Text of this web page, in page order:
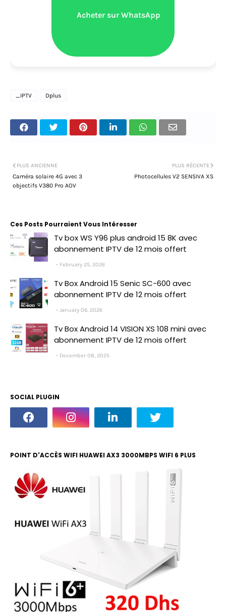
Acheter sur WhatsApp
_IPTV Dplus
PLUS RÉCENTE
Photocellules V2 SENSIVA XS
PLUS ANCIENNE
Caméra solaire 4G avec 3
objectifs V380 Pro AOV
Ces Posts Pourraient Vous Intéresser
Tv box WS Y96 plus android 15 8K avec
abonnement IPTV de 12 mois offert
February 25, 2026
Tv Box Android 15 Senic SC-600 avec
abonnement IPTV de 12 mois offert
January 06, 2026
Tv Box Android 14 VISION XS 108 mini avec
abonnement IPTV de 12 mois offert
December 08, 2025
SOCIAL PLUGIN
POINT D'ACCÈS WIFI HUAWEI AX3 3000MBPS WIFI 6 PLUS